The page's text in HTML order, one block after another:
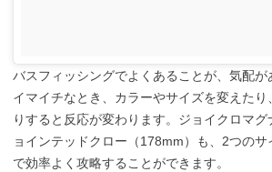
バスフィッシングでよくあることが、気配
イマイチなとき、カラーやサイズを変えたり
りすると反応が変わります。ジョイクロマ
ョインテッドクロー（178mm）も、2つのサ
で効率よく攻略することができます。